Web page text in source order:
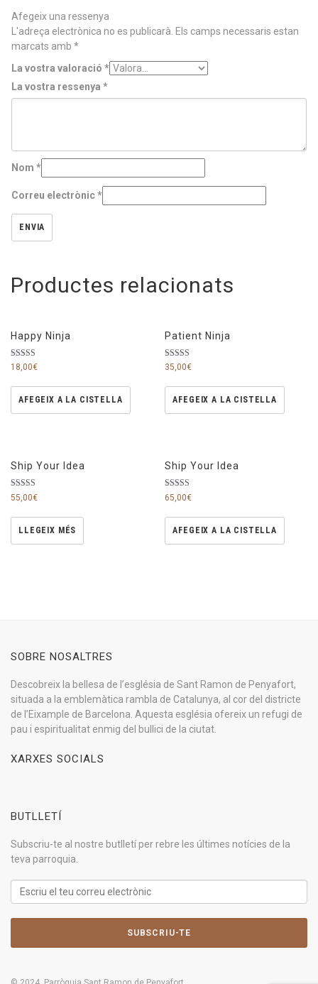
Afegeix una ressenya
L'adreça electrònica no es publicarà. Els camps necessaris estan
marcats amb *
La vostra valoració *
La vostra ressenya *
Nom *
Correu electrònic*
Productes relacionats
Happy Ninja
Puntuat amb
5.00
18,00€
AFEGEIX A LA CISTELLA
Patient Ninja
Puntuat amb
4.67
35,00€
AFEGEIX A LA CISTELLA
Ship Your Idea
Puntuat
amb
de 5
55,00€
LLEGEIX MÉS
Ship Your Idea
Puntuat
amb
de 5
65,00€
AFEGEIX A LA CISTELLA
SOBRE NOSALTRES
Descobreix la bellesa de l’església de Sant Ramon de Penyafort,
situada a la emblemàtica rambla de Catalunya, al cor del districte
de l’Eixample de Barcelona. Aquesta església ofereix un refugi de
pau i espiritualitat enmig del bullici de la ciutat.
XARXES SOCIALS
BUTLLETÍ
Subscriu-te al nostre butlletí per rebre les últimes notícies de la
teva parroquia.